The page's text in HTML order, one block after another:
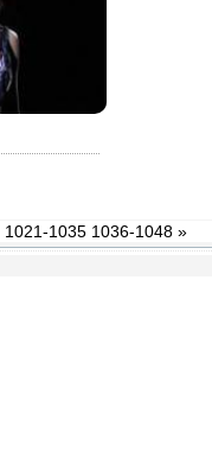
1021-1035 1036-1048 »